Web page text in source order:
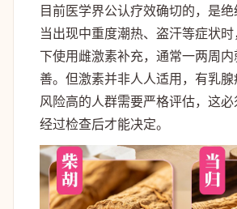
目前医学界公认疗效确切的，是绝
当出现中重度潮热、盗汗等症状
下使用雌激素补充，通常一两周
善。但激素并非人人适用，有乳
风险高的人群需要严格评估，这
经过检查后才能决定。